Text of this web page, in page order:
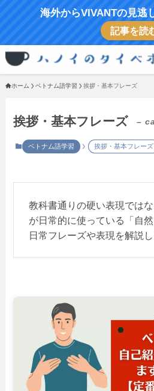
海外からVIVANTの見逃
記事を読
ホーム ベトナム語学習 挨拶・基本フレーズ
挨拶・基本フレーズ –
ベトナム語学習 挨拶・基本フレーズ
教科書通りの硬い表現では
が日常的に使っている「自
日常フレーズや表現を解説し